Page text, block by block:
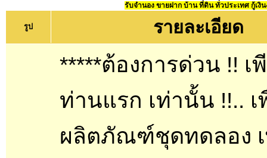
รับจำนอง ขายฝาก บ้าน ที่ดิน ทั่วประเทศ กู้เงิ
รูป รายละเอียด
*****ต้องการด่วน !! เ
ท่านแรก เท่านั้น !!.. เ
ผลิตภัณฑ์ชุดทดลอง